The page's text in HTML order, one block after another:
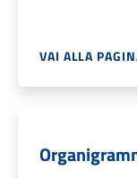
VAI ALLA